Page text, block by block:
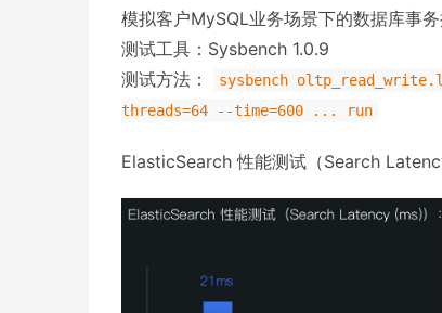
模拟客户MySQL业务场景下的数据库事
测试工具：Sysbench 1.0.9
测试方法：
sysbench
threads=64 --time=600 ... run
ElasticSearch 性能测试（Search